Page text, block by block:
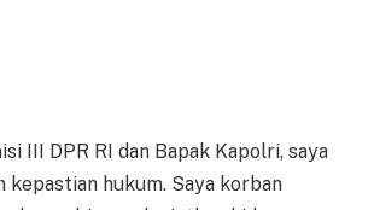
III DPR RI dan Bapak Kapolri, saya
kepastian hukum. Saya korban